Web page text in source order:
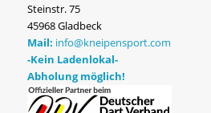
Steinstr. 75
45968 Gladbeck
Mail: info@kneipensport.com
-Kein Ladenlokal-
Abholung möglich!